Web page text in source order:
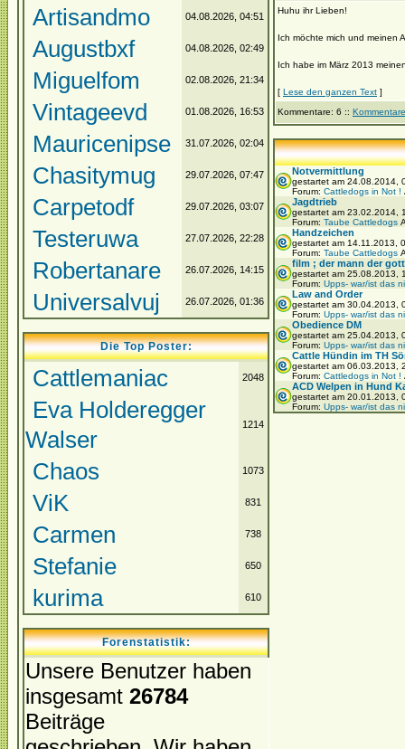
Artisandmo 04.08.2026, 04:51
Augustbxf 04.08.2026, 02:49
Miguelfom 02.08.2026, 21:34
Vintageevd 01.08.2026, 16:53
Mauricenipse 31.07.2026, 02:04
Chasitymug 29.07.2026, 07:47
Carpetodf 29.07.2026, 03:07
Testeruwa 27.07.2026, 22:28
Robertanare 26.07.2026, 14:15
Universalvuj 26.07.2026, 01:36
Die Top Poster:
Cattlemaniac 2048
Eva Holderegger
Walser
1214
Chaos 1073
ViK 831
Carmen 738
Stefanie 650
kurima 610
Forenstatistik:
Unsere Benutzer haben
insgesamt 26784
Beiträge
Huhu ihr Lieben!
Ich möchte mich und meinen
Ich habe im März 2013
[ Lese den ganzen Text ]
Kommentare: 6 ::
Notvermittlung
gestartet am 24.08.2014,
Forum: Cattledogs in Not !
Jagdtrieb
gestartet am 23.02.2014,
Forum: Taube Cattledogs
Handzeichen
gestartet am 14.11.2013,
Forum: Taube Cattledogs
film ; der mann der gott
gestartet am 25.08.2013,
Forum: Upps- war/ist das
Law and Order
gestartet am 30.04.2013,
Forum: Upps- war/ist das
Obedience DM
gestartet am 25.04.2013,
Forum: Upps- war/ist das
Cattle Hündin im TH
gestartet am 06.03.2013,
Forum: Cattledogs in Not !
ACD Welpen in Hund
gestartet am 20.01.2013,
Forum: Upps- war/ist das